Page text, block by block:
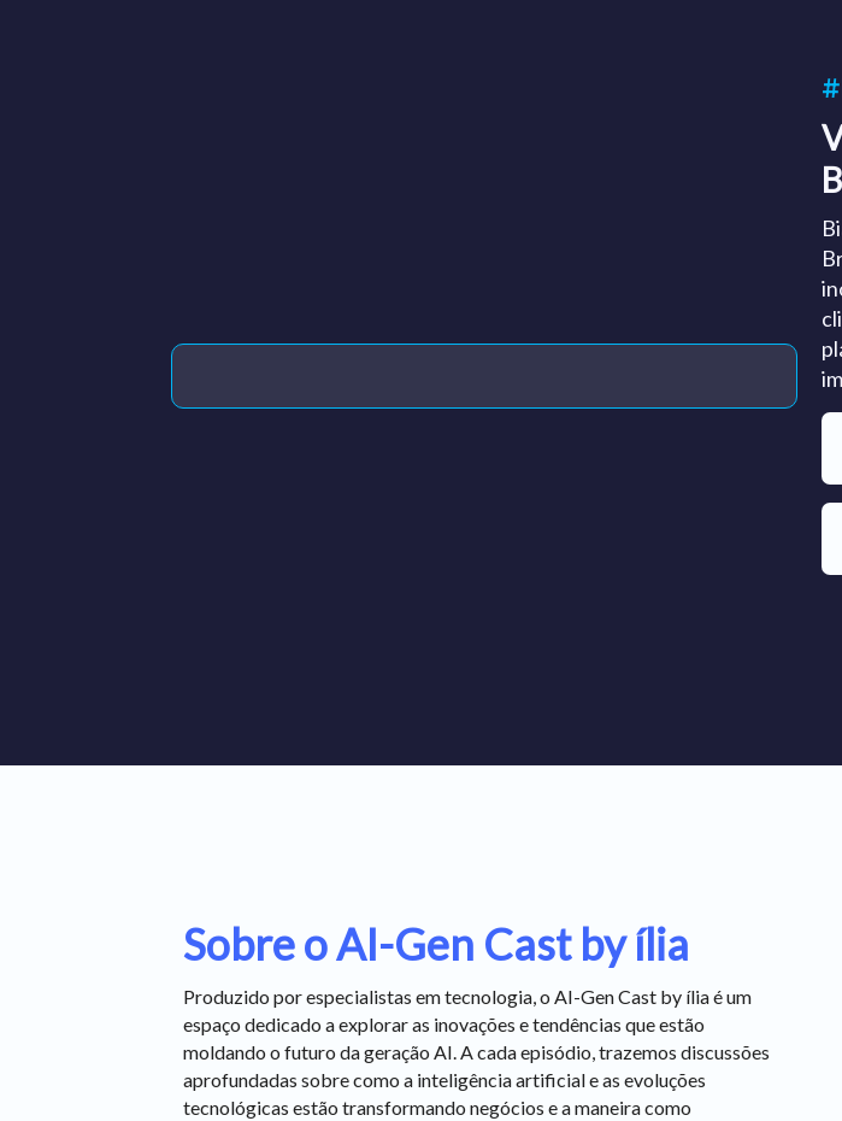
Sobre o AI-Gen Cast by ília
Produzido por especialistas em tecnologia, o AI-Gen Cast by ília é um
espaço dedicado a explorar as inovações e tendências que estão
moldando o futuro da geração AI. A cada episódio, trazemos discussões
aprofundadas sobre como a inteligência artificial e as evoluções
tecnológicas estão transformando negócios e a maneira como